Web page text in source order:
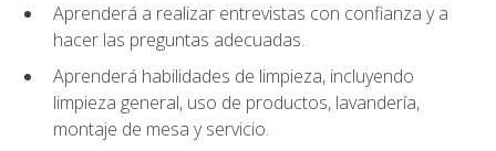
Aprenderá a realizar entrevistas con confianza y a
hacer las preguntas adecuadas.
Aprenderá habilidades de limpieza, incluyendo
limpieza general, uso de productos, lavandería,
montaje de mesa y servicio.